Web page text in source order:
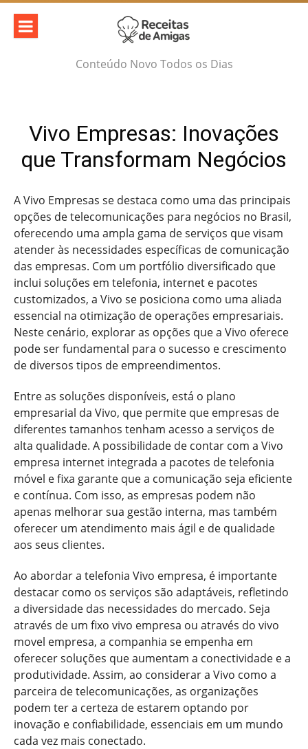
Skip
content
Conteúdo Novo Todos os Dias
Vivo Empresas: Inovações
que Transformam Negócios
A Vivo Empresas se destaca como uma das principais
opções de telecomunicações para negócios no Brasil,
oferecendo uma ampla gama de serviços que visam
atender às necessidades específicas de comunicação
das empresas. Com um portfólio diversificado que
inclui soluções em telefonia, internet e pacotes
customizados, a Vivo se posiciona como uma aliada
essencial na otimização de operações empresariais.
Neste cenário, explorar as opções que a Vivo oferece
pode ser fundamental para o sucesso e crescimento
de diversos tipos de empreendimentos.
Entre as soluções disponíveis, está o plano
empresarial da Vivo, que permite que empresas de
diferentes tamanhos tenham acesso a serviços de
alta qualidade. A possibilidade de contar com a Vivo
empresa internet integrada a pacotes de telefonia
móvel e fixa garante que a comunicação seja eficiente
e contínua. Com isso, as empresas podem não
apenas melhorar sua gestão interna, mas também
oferecer um atendimento mais ágil e de qualidade
aos seus clientes.
Ao abordar a telefonia Vivo empresa, é importante
destacar como os serviços são adaptáveis, refletindo
a diversidade das necessidades do mercado. Seja
através de um fixo vivo empresa ou através do vivo
movel empresa, a companhia se empenha em
oferecer soluções que aumentam a conectividade e a
produtividade. Assim, ao considerar a Vivo como a
parceira de telecomunicações, as organizações
podem ter a certeza de estarem optando por
inovação e confiabilidade, essenciais em um mundo
cada vez mais conectado.